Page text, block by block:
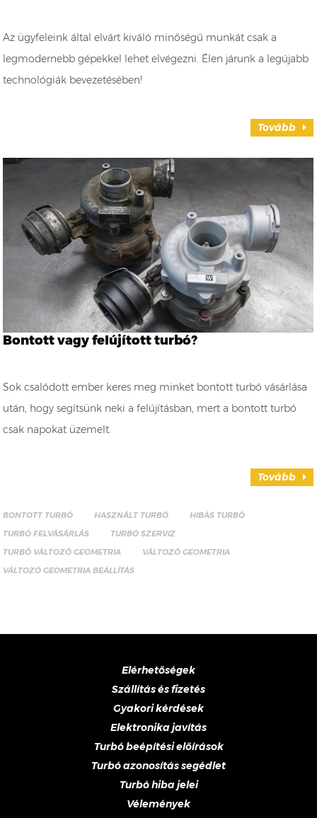
Az ügyfeleink által elvárt kiváló minőségű munkát csak a
legmodernebb gépekkel lehet elvégezni. Élen járunk a legújabb
technológiák bevezetésében!
Tovább
Bontott vagy felújított turbó?
Sok csalódott ember keres meg minket bontott turbó vásárlása
után, hogy segítsünk neki a felújításban, mert a bontott turbó
csak napokat üzemelt.
Tovább
BONTOTT TURBÓ HASZNÁLT TURBÓ
HIBÁS TURBÓ
TURBÓ FELVÁSÁRLÁS
TURBÓ SZERVIZ
TURBÓ VÁLTOZÓ GEOMETRIA
VÁLTOZÓ GEOMETRIA
VÁLTOZÓ GEOMETRIA BEÁLLÍTÁS
Elérhetőségek
Szállítás és fizetés
Gyakori kérdések
Elektronika javítás
Turbó beépítési előírások
Turbó azonosítás segédlet
Turbó hiba jelei
Vélemények